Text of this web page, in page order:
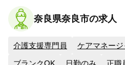
奈良県奈良市の求人
介護支援専門員 ケアマネージ
ブランクOK 日勤のみ 正職